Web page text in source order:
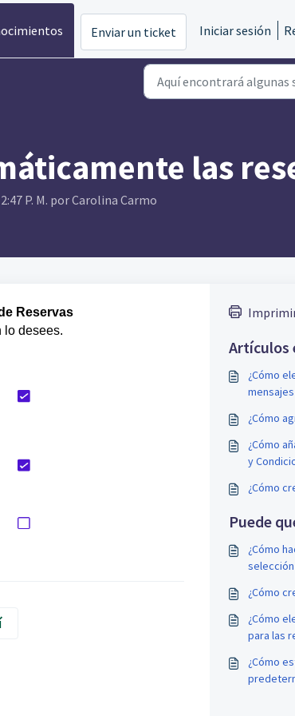
Enviar un ticket Iniciar sesión
las
P. M. por Carolina Carmo
Reservas
lo desees.
Artículos
¿Cómo
¿Cómo
¿Cómo
y
¿Cómo
Puede
¿Cómo
¿Cómo
¿Cómo
para las
¿Cómo